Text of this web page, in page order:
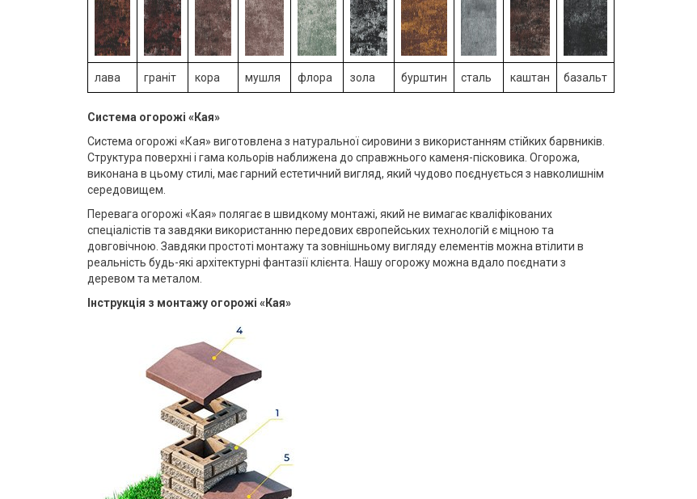
лава граніт кора мушля флора зола бурштин сталь каштан базальт
Система огорожі «Кая»
Система огорожі «Кая» виготовлена з натуральної сировини з використанням стійких барвників.
Структура поверхні і гама кольорів наближена до справжнього каменя-пісковика. Огорожа,
виконана в цьому стилі, має гарний естетичний вигляд, який чудово поєднується з навколишнім
середовищем.
Перевага огорожі «Кая» полягає в швидкому монтажі, який не вимагає кваліфікованих
спеціалістів та завдяки використанню передових європейських технологій є міцною та
довговічною. Завдяки простоті монтажу та зовнішньому вигляду елементів можна втілити в
реальність будь-які архітектурні фантазії клієнта. Нашу огорожу можна вдало поєднати з
деревом та металом.
Інструкція з монтажу огорожі «Кая»